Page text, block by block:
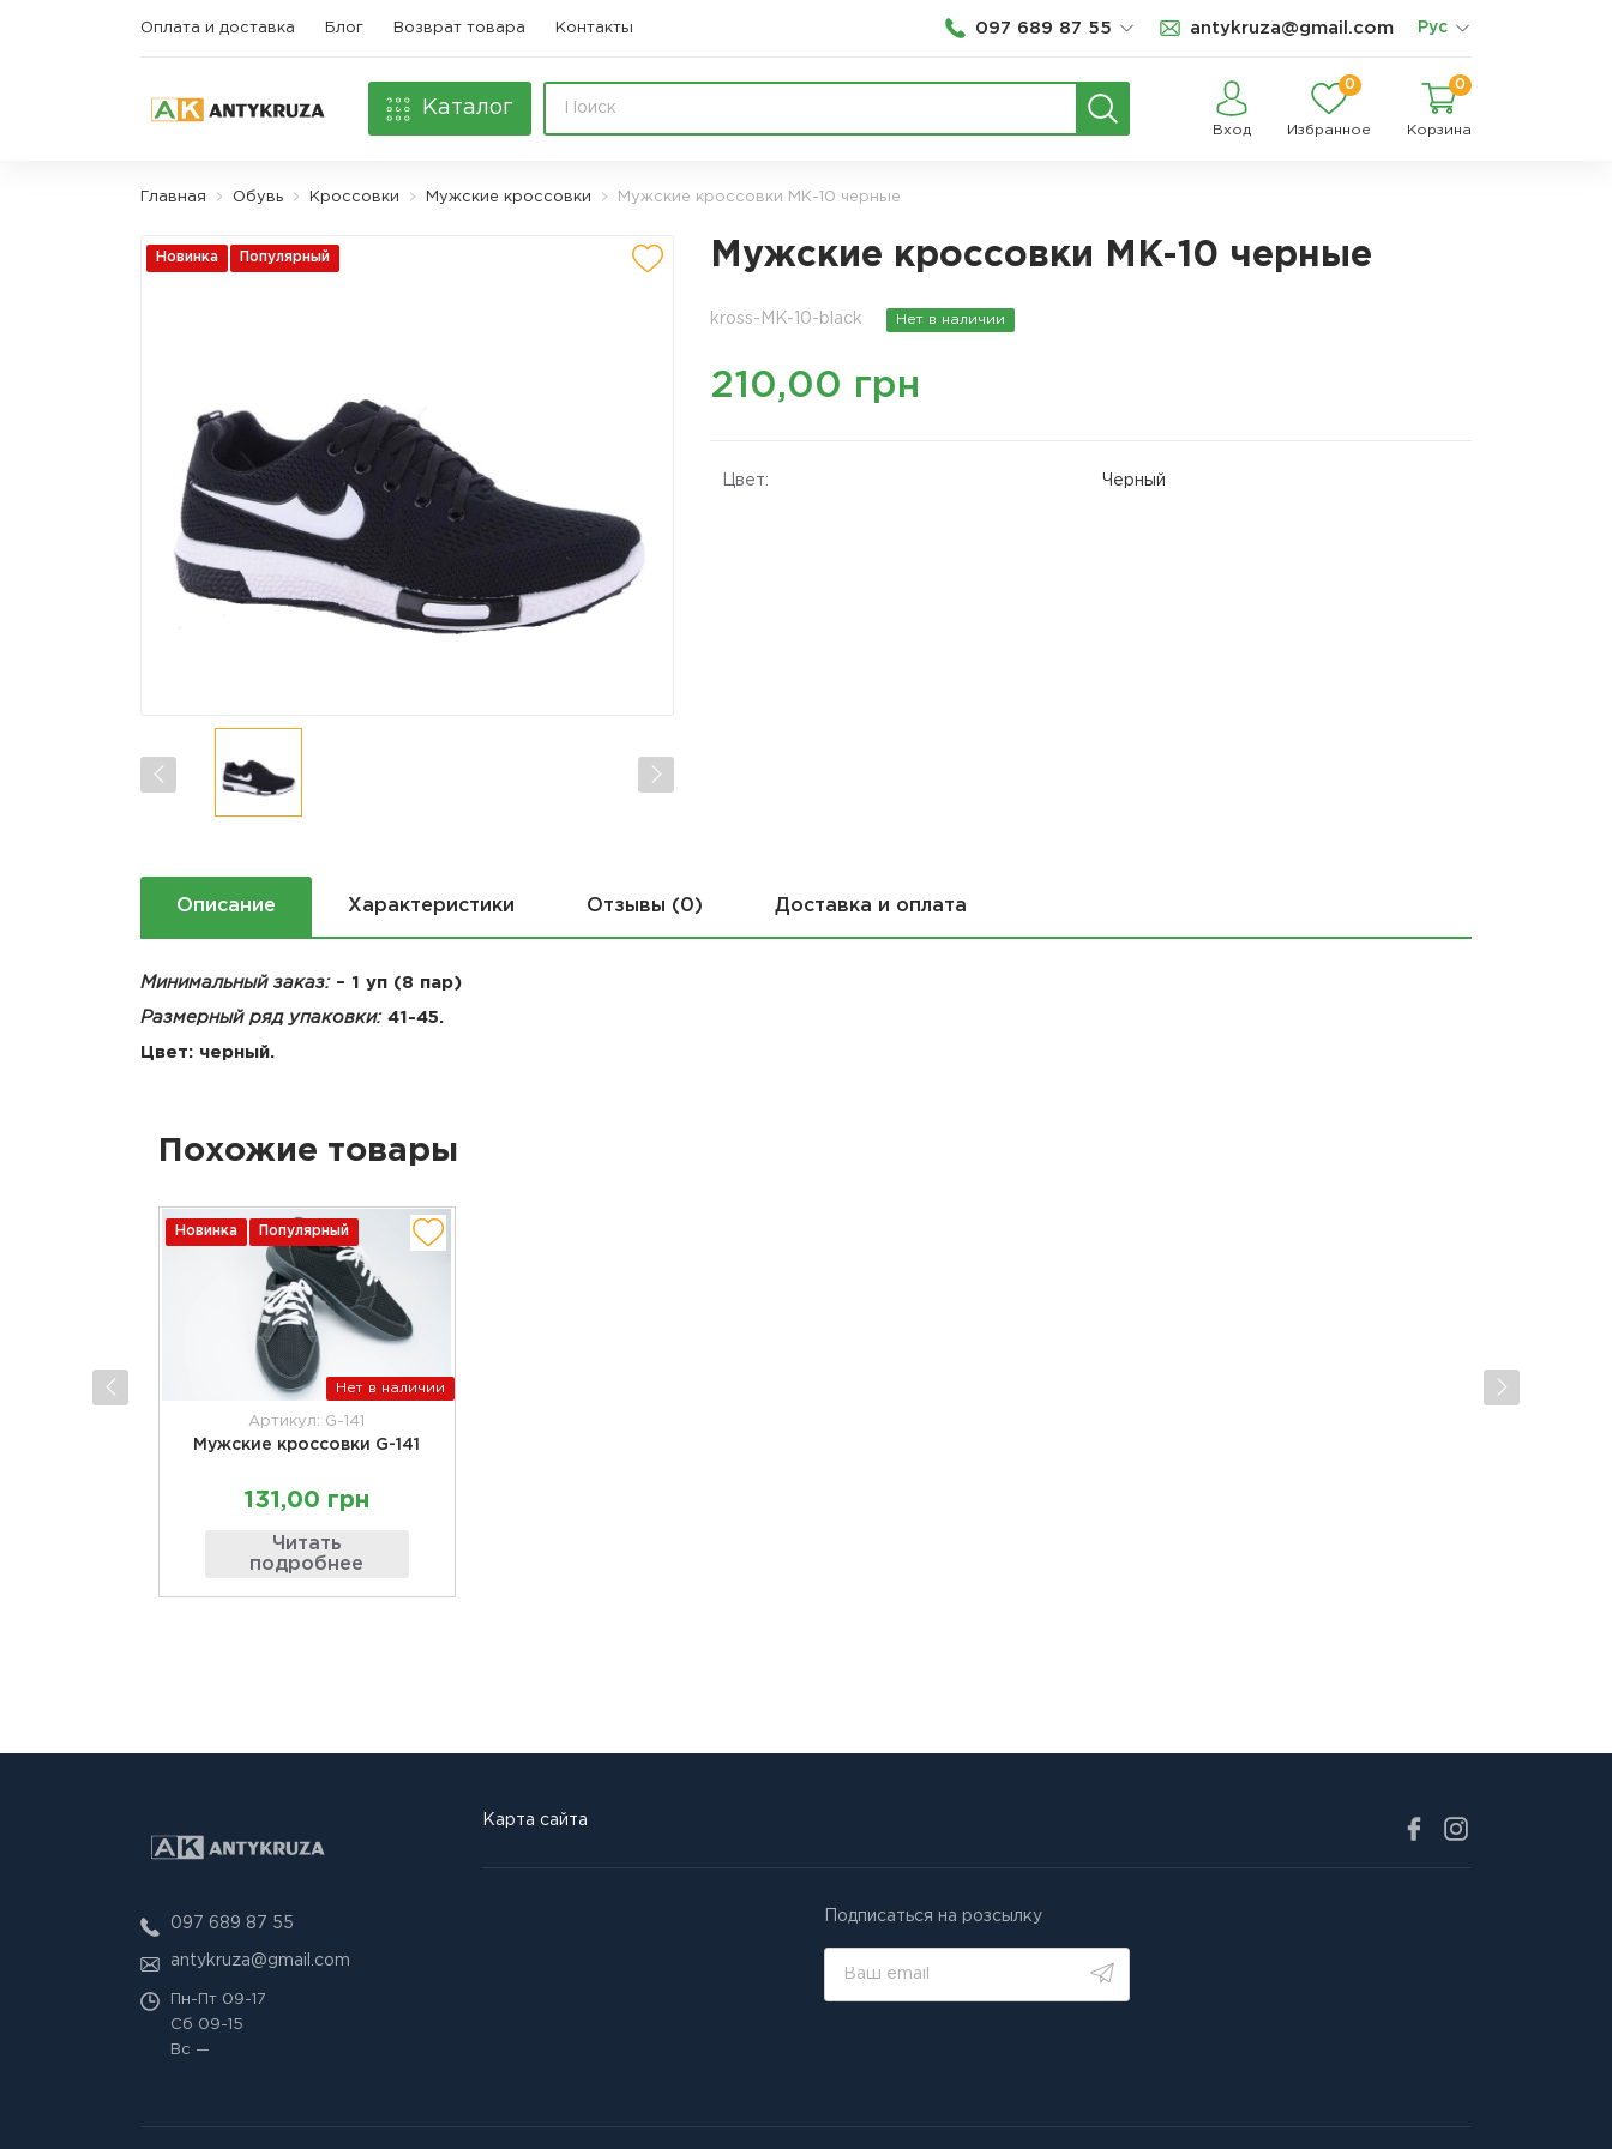
Оплата и доставка Блог Возврат товара Контакты 097 689 87 55 antykruza@gmail.com Рус
Каталог
Вход
0
Избранное
0
Корзина
Главная Обувь Кроссовки Мужские кроссовки Мужские кроссовки МК-10 черные
Новинка Популярный Мужские кроссовки МК-10 черные
kross-MK-10-black Нет в наличии
210,00 грн
Цвет: Черный
Описание Характеристики Отзывы (0) Доставка и оплата
Минимальный заказ:– 1 уп (8 пар)
Размерный ряд упаковки: 41-45.
Цвет: черный.
Похожие товары
Новинка Популярный
Нет в наличии
Артикул: G-141
Мужские кроссовки G-141
131,00 грн
Читать
подробнее
097 689 87 55
antykruza@gmail.com
Пн-Пт 09-17
Сб 09-15
Вс —
Карта сайта
Подписаться на розсылку